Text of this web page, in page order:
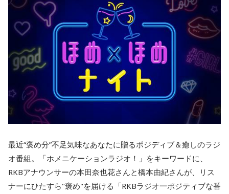
最近“褒め分”不足気味なあなたに贈るポジディブ＆癒しのラジ
オ番組。「ホメニケーションラジオ！」をキーワードに、
RKBアナウンサーの本田奈也花さんと橋本由紀さんが、リス
ナーにひたすら"褒め"を届ける「RKBラジオ一ポジティブな番